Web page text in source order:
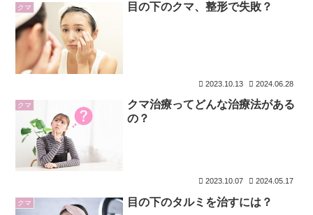
クマ 目の下のクマ、整形で失敗？
2023.10.13 2024.06.28
クマ
クマ治療ってどんな治療法がある
の？
2023.10.07 2024.05.17
クマ 目の下のタルミを治すには？